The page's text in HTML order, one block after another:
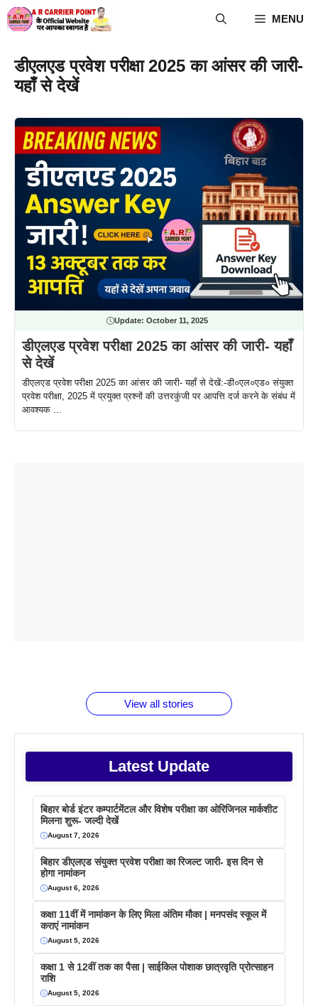
Skip
to
MENU
डीएलएड प्रवेश परीक्षा 2025 का आंसर की जारी-
यहाँ से देखें
Update: October 11, 2025
डीएलएड प्रवेश परीक्षा 2025 का आंसर की जारी- यहाँ
से देखें
डीएलएड प्रवेश परीक्षा 2025 का आंसर की जारी- यहाँ से देखें:-डी०एल०एड० संयुक्त
प्रवेश परीक्षा, 2025 में प्रयुक्त प्रश्नों की उत्तरकुंजी पर आपत्ति दर्ज करने के संबंध में
आवश्यक ...
View all stories
Latest Update
बिहार बोर्ड इंटर कम्पार्टमेंटल और विशेष परीक्षा का ओरिजिनल मार्कशीट
मिलना शुरू- जल्दी देखें
August 7, 2026
बिहार डीएलएड संयुक्त प्रवेश परीक्षा का रिजल्ट जारी- इस दिन से
होगा नामांकन
August 6, 2026
कक्षा 11वीं में नामांकन के लिए मिला अंतिम मौका | मनपसंद स्कूल में
कराएं नामांकन
August 5, 2026
कक्षा 1 से 12वीं तक का पैसा | साईकिल पोशाक छात्रवृति प्रोत्साहन
राशि
August 5, 2026